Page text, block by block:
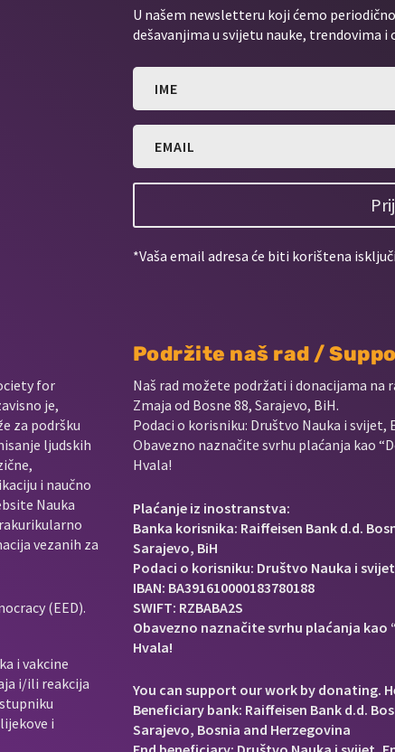
U našem newsletteru koji ćemo
dešavanjima u svijetu nauke, trendovima i
*Vaša email adresa će biti korištena
for
je,
za podršku
ljudskih
i naučno
Nauka
vezanih za
(EED).
i vakcine
i/ili reakcija
i
Podržite naš rad /
Naš rad možete podržati i donacijama na
Zmaja od Bosne 88, Sarajevo, BiH.
Podaci o korisniku: Društvo Nauka i svijet,
Obavezno naznačite svrhu plaćanja kao
Hvala!
Plaćanje iz inostranstva:
Banka korisnika: Raiffeisen Bank d.d.
Sarajevo, BiH
Podaci o korisniku: Društvo Nauka i
IBAN: BA391610000183780188
SWIFT: RZBABA2S
Obavezno naznačite svrhu plaćanja kao
Hvala!
You can support our work by donating.
Beneficiary bank: Raiffeisen Bank d.d.
Sarajevo, Bosnia and Herzegovina